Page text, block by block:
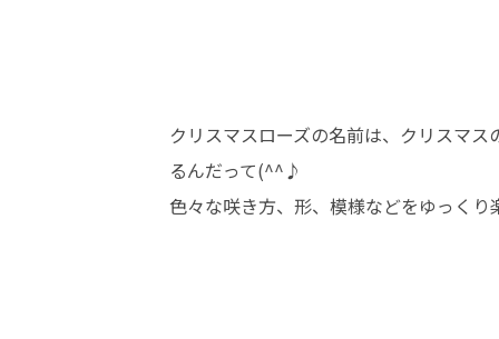
クリスマスローズの名前は、クリスマ
るんだって(^^♪
色々な咲き方、形、模様などをゆっくり